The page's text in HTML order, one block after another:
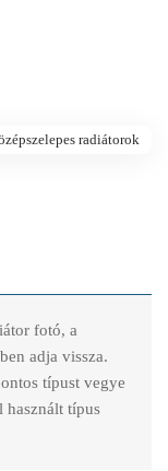
radiátorok
fotó, a
adja vissza.
típust vegye
használt típus